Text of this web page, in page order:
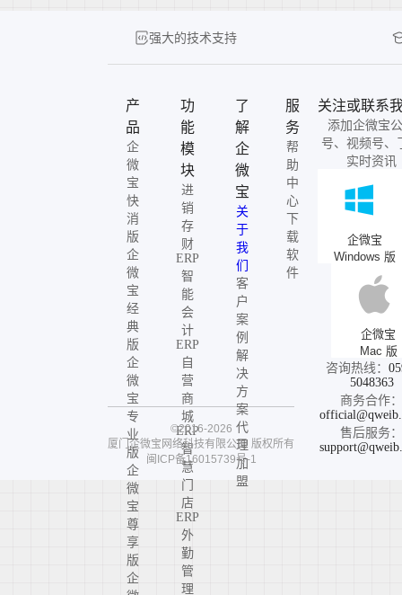
强大的技术支持
产
品
企
微
宝
快
消
版
企
微
宝
经
典
版
企
微
宝
专
业
版
企
微
宝
尊
享
版
企
功
能
模
块
进
销
存
财
ERP
智
能
会
计
ERP
自
营
商
城
ERP
智
慧
门
店
ERP
外
勤
管
理
了
解
企
微
宝
关
于
我
们
客
户
案
例
解
决
方
案
代
理
加
盟
服
务
帮
助
中
心
下
载
软
件
关注或联系
添加企微宝
号、视频号、
实时资讯
企微宝
Windows 版
企微宝
Mac 版
咨询热线：
5048363
商务合作：
售后服务：
©2016-2026
厦门企微宝网络科技有限公司 版权所有
闽ICP备16015739号-1